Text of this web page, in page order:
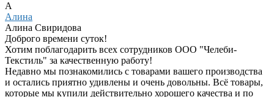
А
Алина
Алина Свиридова
Доброго времени суток!
Хотим поблагодарить всех сотрудников ООО "Челеби-
Текстиль" за качественную работу!
Недавно мы познакомились с товарами вашего производства
и остались приятно удивлены и очень довольны. Всё товары,
которые мы купили действительно хорошего качества и по